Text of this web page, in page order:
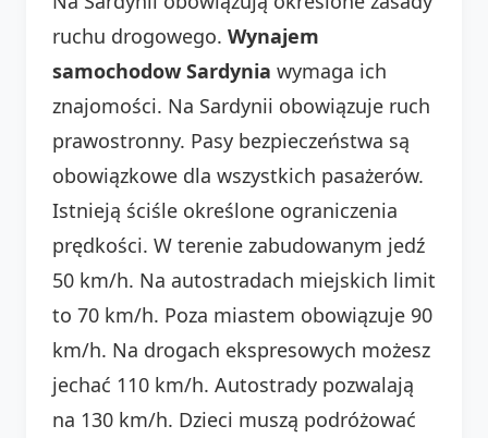
ruchu drogowego. Wynajem
samochodow Sardynia wymaga ich
znajomości. Na Sardynii obowiązuje ruch
prawostronny. Pasy bezpieczeństwa są
obowiązkowe dla wszystkich pasażerów.
Istnieją ściśle określone ograniczenia
prędkości. W terenie zabudowanym jedź
50 km/h. Na autostradach miejskich limit
to 70 km/h. Poza miastem obowiązuje 90
km/h. Na drogach ekspresowych możesz
jechać 110 km/h. Autostrady pozwalają
na 130 km/h. Dzieci muszą podróżować